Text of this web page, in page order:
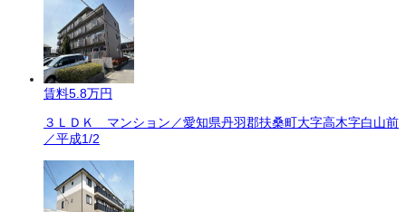
賃料5.8万円
３ＬＤＫ マンション／愛知県丹羽郡扶桑町大字高木字白山前
／平成1/2